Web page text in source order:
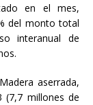
en el mes,
del monto total
interanual de
aserrada,
(7,7 millones de